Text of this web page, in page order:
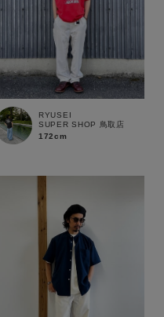
予約商品
WEB限定
在庫なし含む
RYUSEI
SUPER SHOP 鳥取店
172cm